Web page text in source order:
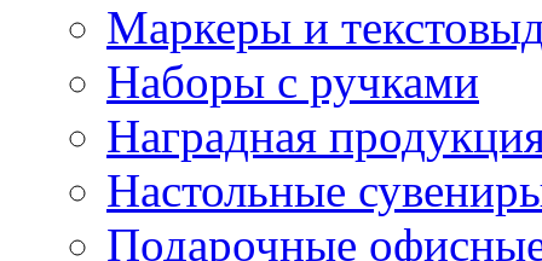
Маркеры и
Наборы с ручками
Наградная
Настольные
Подарочные